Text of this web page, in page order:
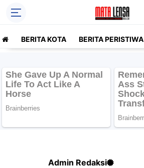
BERITA KOTA BERITA PERISTIWA
Admin Redaksi